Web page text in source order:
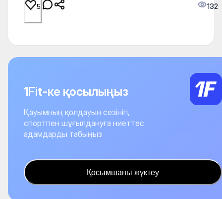
5 132
1Fit-ке қосылыңыз
Қауымның қолдауын сезініп,
спортпен шұғылдануға ниеттес
адамдарды табыңыз
Қосымшаны жүктеу